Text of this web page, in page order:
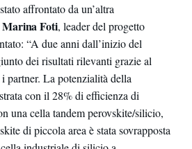
affrontato da un’altra
Marina Foti, leader del progetto
“A due anni dall’inizio del
dei risultati rilevanti grazie al
partner. La potenzialità della
con il 28% di efficienza di
una cella tandem perovskite/silicio,
di piccola area è stata sovrapposta